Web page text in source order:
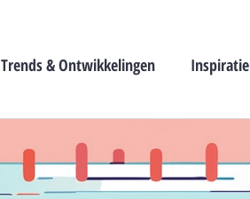
Trends & Ontwikkelingen Inspiratie